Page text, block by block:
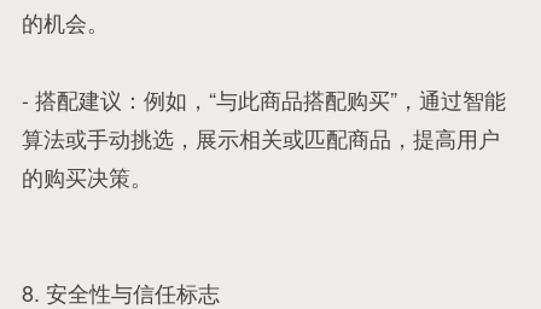
的机会。
- 搭配建议：例如，“与此商品搭配购买”，通过智能
算法或手动挑选，展示相关或匹配商品，提高用户
的购买决策。
8. 安全性与信任标志